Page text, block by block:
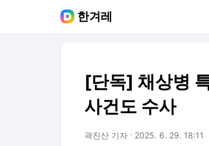
한겨레
[단독] 채상병
사건도 수사
곽진산 기자 2025. 6. 29. 18:11